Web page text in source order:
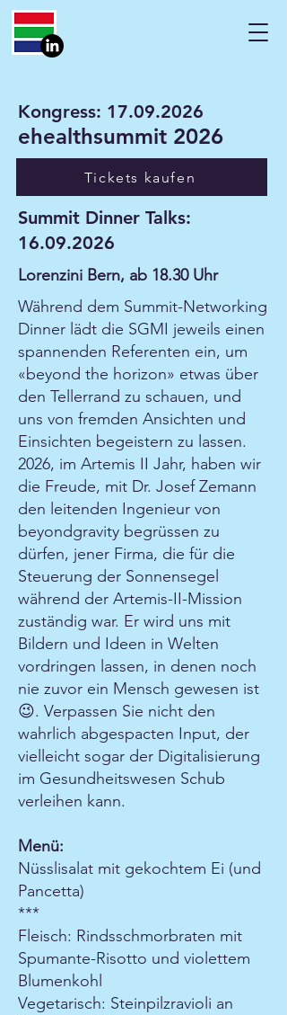
Kongress: 17.09.2026
ehealthsummit 2026
Tickets kaufen
Summit Dinner Talks:
16.09.2026
Lorenzini Bern, ab 18.30 Uhr
Während dem Summit-Networking
Dinner lädt die SGMI jeweils einen
spannenden Referenten ein, um
«beyond the horizon» etwas über
den Tellerrand zu schauen, und
uns von fremden Ansichten und
Einsichten begeistern zu lassen.
2026, im Artemis II Jahr, haben wir
die Freude, mit Dr. Josef Zemann
den leitenden Ingenieur von
beyondgravity begrüssen zu
dürfen, jener Firma, die für die
Steuerung der Sonnensegel
während der Artemis-II-Mission
zuständig war. Er wird uns mit
Bildern und Ideen in Welten
vordringen lassen, in denen noch
nie zuvor ein Mensch gewesen ist
😉. Verpassen Sie nicht den
wahrlich abgespacten Input, der
vielleicht sogar der Digitalisierung
im Gesundheitswesen Schub
verleihen kann.
Menü:
Nüsslisalat mit gekochtem Ei (und
Pancetta)
***
Fleisch: Rindsschmorbraten mit
Spumante-Risotto und violettem
Blumenkohl
Vegetarisch: Steinpilzravioli an